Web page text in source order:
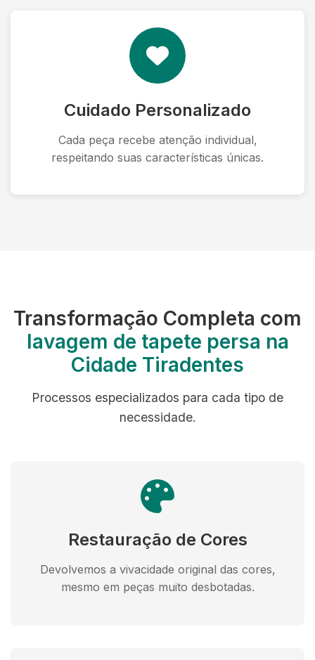
Cuidado Personalizado
Cada peça recebe atenção individual,
respeitando suas características únicas.
Transformação Completa com
lavagem de tapete persa na
Cidade Tiradentes
Processos especializados para cada tipo de
necessidade.
Restauração de Cores
Devolvemos a vivacidade original das cores,
mesmo em peças muito desbotadas.